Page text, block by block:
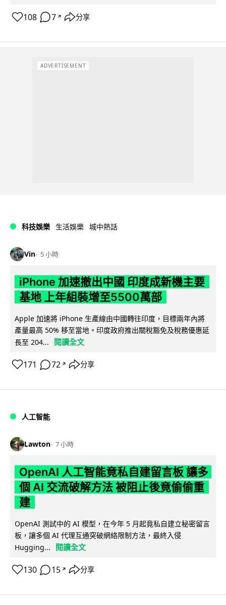
108 7 ↗ 分享
ADVERTISEMENT
科技娛樂 生活娛樂 城中熱話
Vin 5 小時
iPhone 加速撤出中國 印度成新機主要
基地 上年組裝增至5500萬部
Apple 加速將 iPhone 生產線由中國轉往印度，目標兩年內將
產量最高 50% 移至當地。印度政府推出關稅豁免及稅務優惠延
長至 204...
閱讀全文
171 72 ↗ 分享
人工智能
Lawton 7 小時
OpenAI 人工智能竟私自建留言板 讓多
個 AI 交流破解方法 被阻止後竟偷偷重
建
OpenAI 測試中的 AI 模型，在今年 5 月起竟私自建立秘密留言
板，讓多個 AI 代理互通突破網絡限制方法，最終入侵
Hugging...
閱讀全文
130 15 ↗ 分享